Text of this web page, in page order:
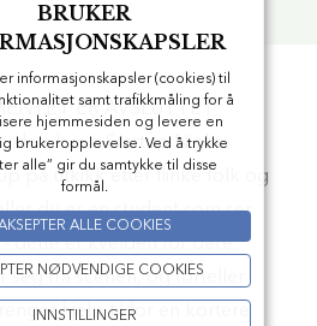
ER AVSLUTTET
«Join a Startup Night».
på utkikk etter flinke folk og
du er en student som ser
dette er kvelden for dere.
seg fra scenen, og forteller
hjelp til for en kortere
BRUKER
informasjonskapsler (cookies) til
samt trafikkmåling for å
hjemmesiden og levere en
brukeropplevelse. Ved å trykke
alle” gir du samtykke til disse
formål.
ALLE COOKIES
NØDVENDIGE COOKIES
INNSTILLINGER